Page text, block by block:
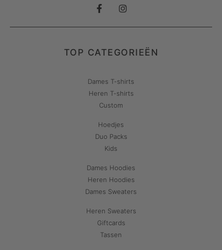
TOP CATEGORIEËN
Dames T-shirts
Heren T-shirts
Custom
Hoedjes
Duo Packs
Kids
Dames Hoodies
Heren Hoodies
Dames Sweaters
Heren Sweaters
Giftcards
Tassen